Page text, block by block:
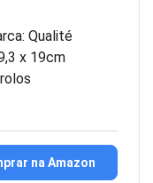
Qualité
x 19cm
na Amazon